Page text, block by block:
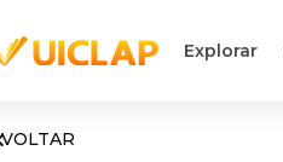
Explorar
VOLTAR